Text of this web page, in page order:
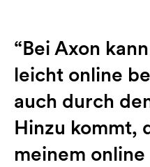
“Bei Axon
leicht online
auch durch
Hinzu kommt,
meinem